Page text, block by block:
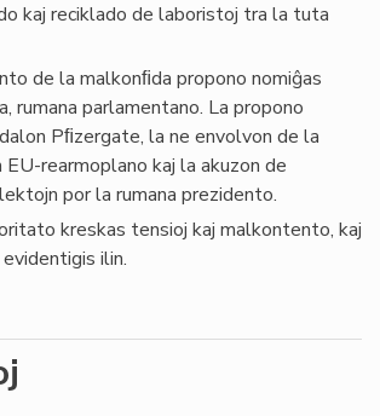
kaj reciklado de laboristoj tra la tuta
de la malkonﬁda propono nomiĝas
rumana parlamentano. La propono
Pﬁzergate, la ne envolvon de la
rearmoplano kaj la akuzon de
por la rumana prezidento.
kreskas tensioj kaj malkontento, kaj
ilin.